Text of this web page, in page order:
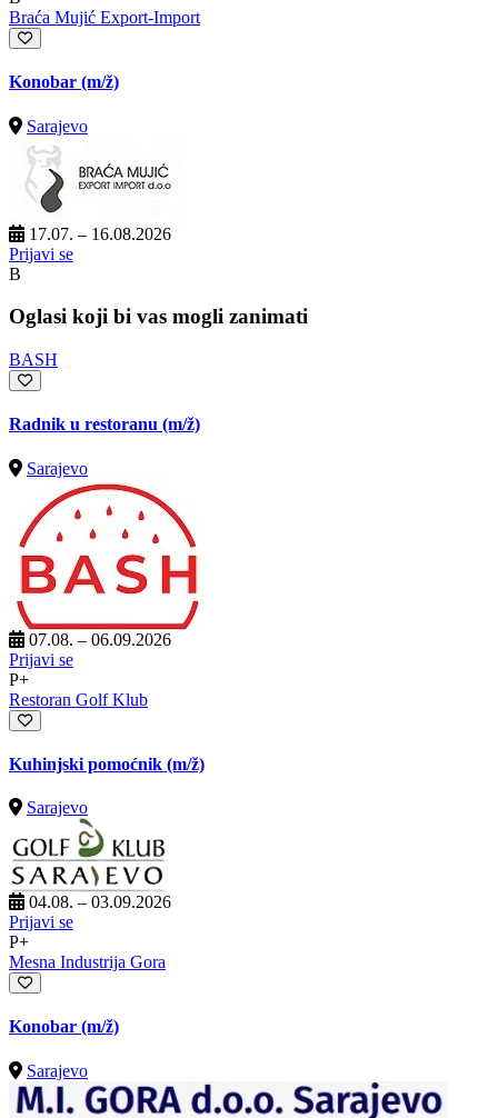
Braća Mujić Export-Import
Konobar (m/ž)
Sarajevo
17.07. – 16.08.2026
Prijavi se
B
Oglasi koji bi vas mogli zanimati
BASH
Radnik u restoranu (m/ž)
Sarajevo
07.08. – 06.09.2026
Prijavi se
P+
Restoran Golf Klub
Kuhinjski pomoćnik (m/ž)
Sarajevo
04.08. – 03.09.2026
Prijavi se
P+
Mesna Industrija Gora
Konobar (m/ž)
Sarajevo